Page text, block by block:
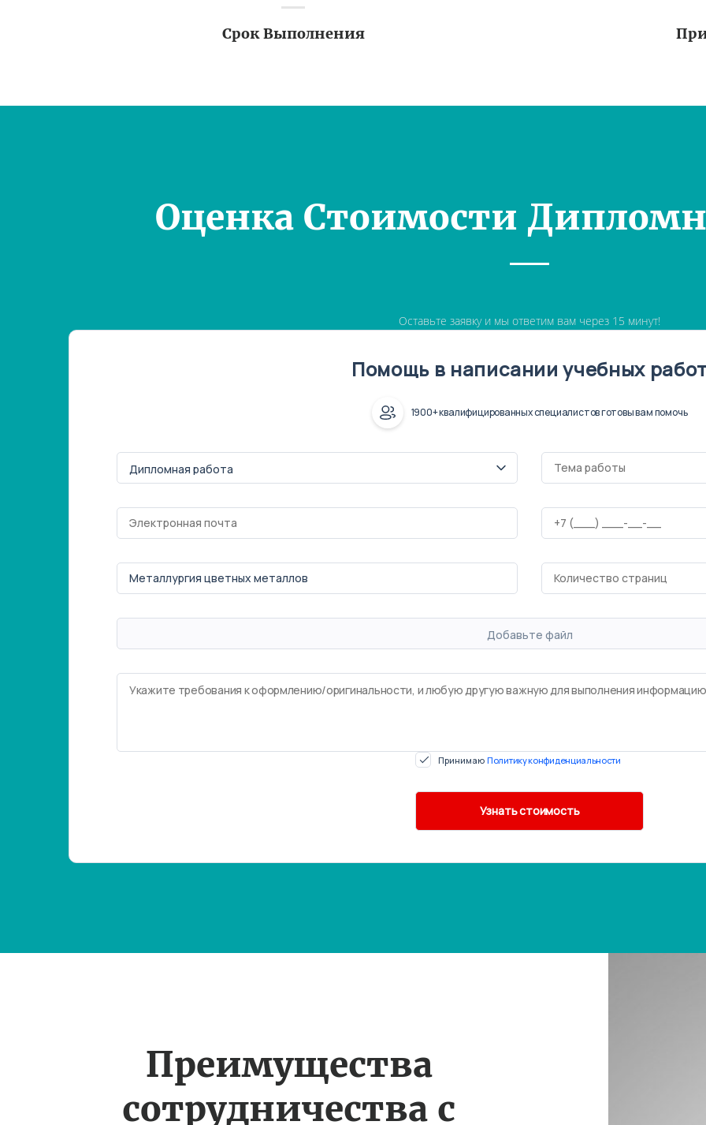
Срок Выполнения
Оценка Стоимости
Оставьте заявку и мы ответим вам через 15 минут!
Помощь в написании учебных
1900+ квалифицированных специалистов готовы вам помочь
Добавьте файл
Принимаю Политику конфиденциальности
Преимущества
сотрудничества с